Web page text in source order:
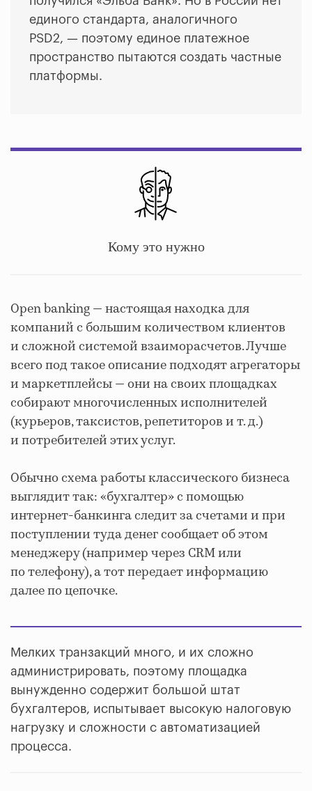
единого стандарта, аналогичного
PSD2, — поэтому единое платежное
пространство пытаются создать частные
платформы.
Кому это нужно
Open banking — настоящая находка для
компаний с большим количеством клиентов
и сложной системой взаиморасчетов. Лучше
всего под такое описание подходят агрегаторы
и маркетплейсы — они на своих площадках
собирают многочисленных исполнителей
(курьеров, таксистов, репетиторов и т. д.)
и потребителей этих услуг.
Обычно схема работы классического бизнеса
выглядит так: «бухгалтер» с помощью
интернет-банкинга следит за счетами и при
поступлении туда денег сообщает об этом
менеджеру (например через CRM или
по телефону), а тот передает информацию
далее по цепочке.
Мелких транзакций много, и их сложно
администрировать, поэтому площадка
вынужденно содержит большой штат
бухгалтеров, испытывает высокую налоговую
нагрузку и сложности с автоматизацией
процесса.